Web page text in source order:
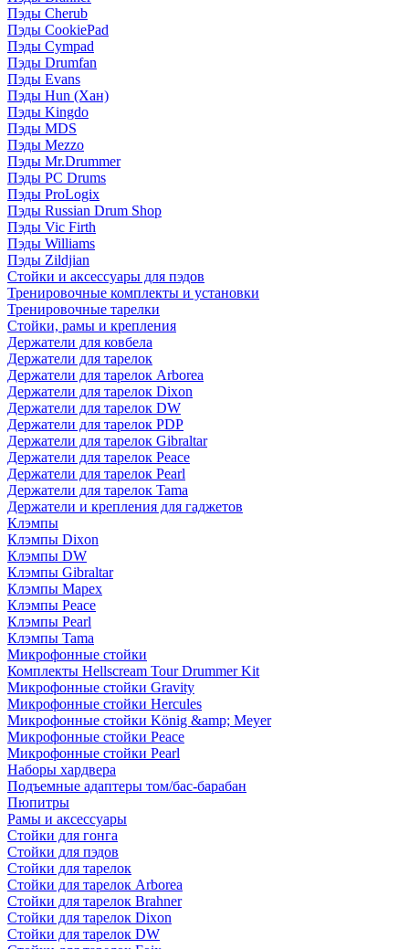
Пэды Cherub
Пэды CookiePad
Пэды Cympad
Пэды Drumfan
Пэды Evans
Пэды Hun (Хан)
Пэды Kingdo
Пэды MDS
Пэды Mezzo
Пэды Mr.Drummer
Пэды PC Drums
Пэды ProLogix
Пэды Russian Drum Shop
Пэды Vic Firth
Пэды Williams
Пэды Zildjian
Стойки и аксессуары для пэдов
Тренировочные комплекты и установки
Тренировочные тарелки
Стойки, рамы и крепления
Держатели для ковбела
Держатели для тарелок
Держатели для тарелок Arborea
Держатели для тарелок Dixon
Держатели для тарелок DW
Держатели для тарелок PDP
Держатели для тарелок Gibraltar
Держатели для тарелок Peace
Держатели для тарелок Pearl
Держатели для тарелок Tama
Держатели и крепления для гаджетов
Клэмпы
Клэмпы Dixon
Клэмпы DW
Клэмпы Gibraltar
Клэмпы Mapex
Клэмпы Peace
Клэмпы Pearl
Клэмпы Tama
Микрофонные стойки
Комплекты Hellscream Tour Drummer Kit
Микрофонные стойки Gravity
Микрофонные стойки Hercules
Микрофонные стойки König &amp; Meyer
Микрофонные стойки Peace
Микрофонные стойки Pearl
Наборы хардвера
Подъемные адаптеры том/бас-барабан
Пюпитры
Рамы и аксессуары
Стойки для гонга
Стойки для пэдов
Стойки для тарелок
Стойки для тарелок Arborea
Стойки для тарелок Brahner
Стойки для тарелок Dixon
Стойки для тарелок DW